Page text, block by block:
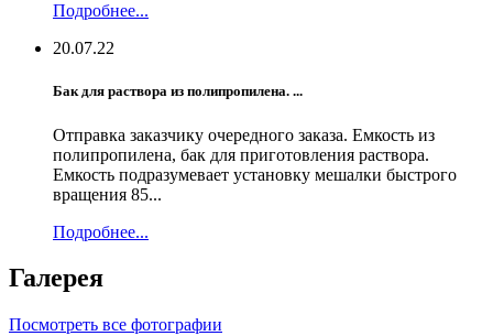
Подробнее...
20.07.22
Бак для раствора из полипропилена. ...
Отправка заказчику очередного заказа. Емкость из
полипропилена, бак для приготовления раствора.
Емкость подразумевает установку мешалки быстрого
вращения 85...
Подробнее...
Галерея
Посмотреть все фотографии